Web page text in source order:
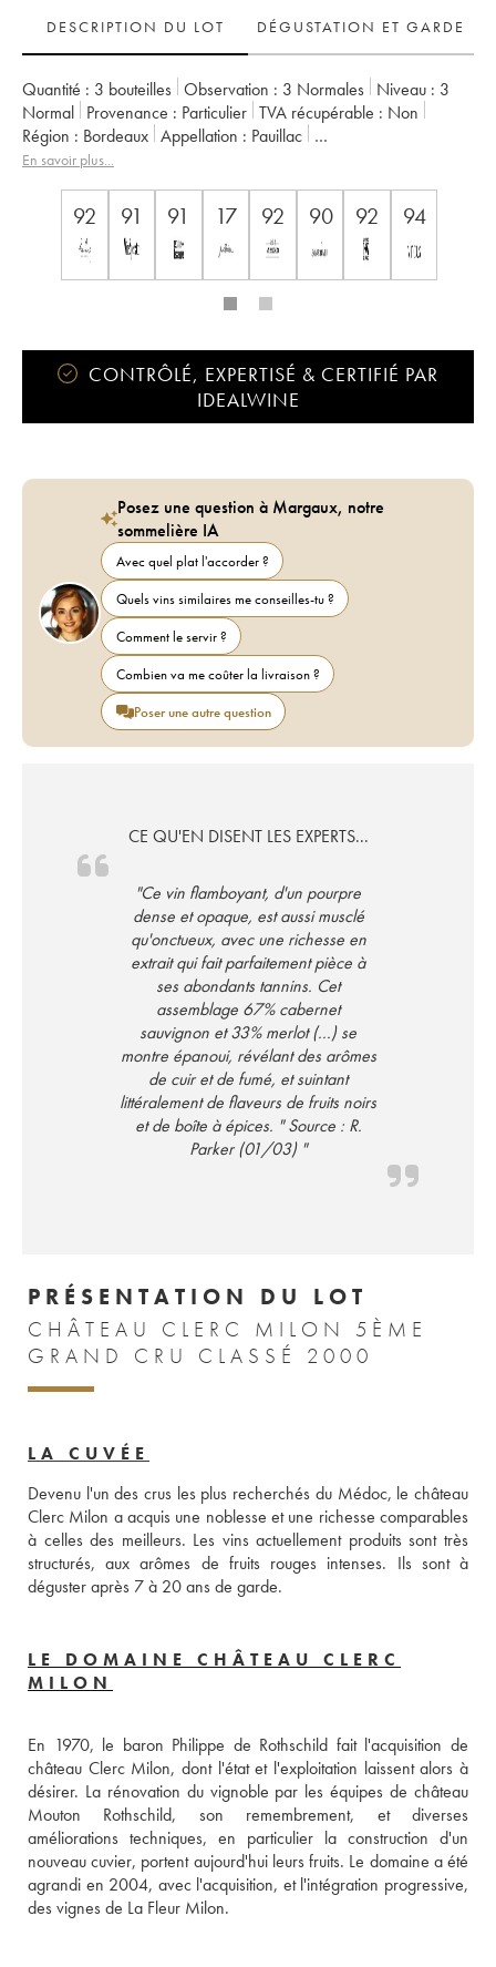
DESCRIPTION DU LOT
DÉGUSTATION ET GARDE
Quantité : 3 bouteilles Observation : 3 Normales Niveau : 3
Normal
Provenance : particulier TVA récupérable :
non
Région :
Bordeaux Appellation : Pauillac
Classement :
En savoir plus...
92 91 91 17 92 90 92 94
CONTRÔLÉ, EXPERTISÉ & CERTIFIÉ PAR
IDEALWINE
Posez une question à Margaux, notre
sommelière IA
Avec quel plat l'accorder ?
Quels vins similaires me conseilles-tu ?
Comment le servir ?
Combien va me coûter la livraison ?
Poser une autre question
CE QU'EN DISENT LES EXPERTS...
"Ce vin flamboyant, d'un pourpre
dense et opaque, est aussi musclé
qu'onctueux, avec une richesse en
extrait qui fait parfaitement pièce à
ses abondants tannins. Cet
assemblage 67% cabernet
sauvignon et 33% merlot (...) se
montre épanoui, révélant des arômes
de cuir et de fumé, et suintant
littéralement de flaveurs de fruits noirs
et de boîte à épices. " Source : R.
Parker (01/03) "
PRÉSENTATION DU LOT
CHÂTEAU CLERC MILON 5ÈME
GRAND CRU CLASSÉ 2000
LA CUVÉE
Devenu l'un des crus les plus recherchés du Médoc, le château
Clerc Milon a acquis une noblesse et une richesse comparables
à celles des meilleurs. Les vins actuellement produits sont très
structurés, aux arômes de fruits rouges intenses. Ils sont à
déguster après 7 à 20 ans de garde.
LE DOMAINE CHÂTEAU CLERC
MILON
En 1970, le baron Philippe de Rothschild fait l'acquisition de
château Clerc Milon, dont l'état et l'exploitation laissent alors à
désirer. La rénovation du vignoble par les équipes de château
Mouton Rothschild, son remembrement, et diverses
améliorations techniques, en particulier la construction d'un
nouveau cuvier, portent aujourd'hui leurs fruits. Le domaine a été
agrandi en 2004, avec l'acquisition, et l'intégration progressive,
des vignes de La Fleur Milon.